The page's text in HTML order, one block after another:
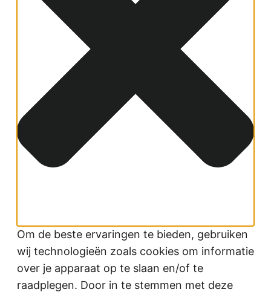
Om de beste ervaringen te bieden, gebruiken
wij technologieën zoals cookies om informatie
over je apparaat op te slaan en/of te
raadplegen. Door in te stemmen met deze